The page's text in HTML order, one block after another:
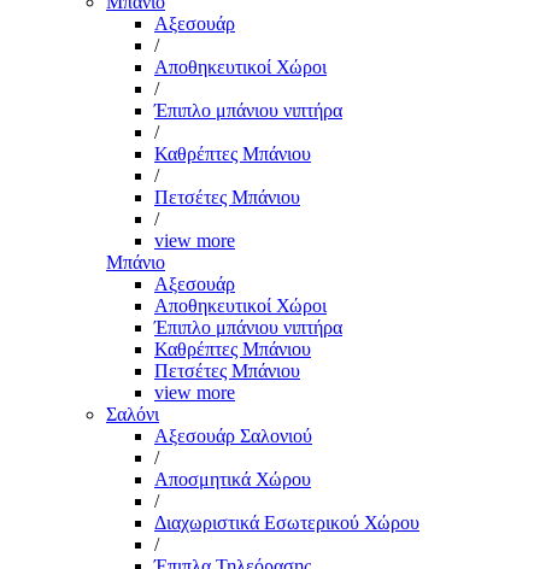
Αξεσουάρ
/
Αποθηκευτικοί Χώροι
/
Έπιπλο μπάνιου νιπτήρα
/
Καθρέπτες Μπάνιου
/
Πετσέτες Μπάνιου
/
view more
Μπάνιο
Αξεσουάρ
Αποθηκευτικοί Χώροι
Έπιπλο μπάνιου νιπτήρα
Καθρέπτες Μπάνιου
Πετσέτες Μπάνιου
view more
Σαλόνι
Αξεσουάρ Σαλονιού
/
Αποσμητικά Χώρου
/
Διαχωριστικά Εσωτερικού Χώρου
/